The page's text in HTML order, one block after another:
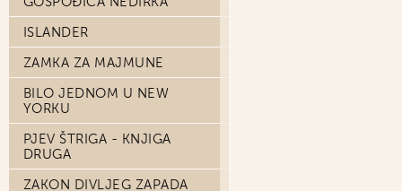
ISLANDER
ZAMKA ZA MAJMUNE
BILO JEDNOM U NEW
YORKU
PJEV ŠTRIGA - KNJIGA
DRUGA
ZAKON DIVLJEG ZAPADA